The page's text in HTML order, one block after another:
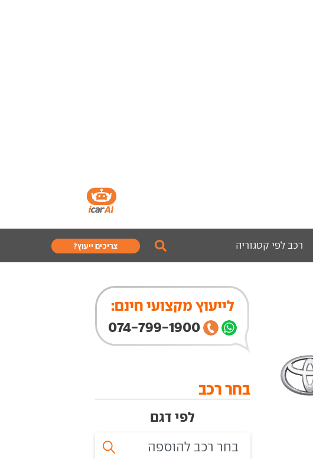
רכב לפי קטגוריה צריכים ייעוץ?
לייעוץ מקצועי חינם:
074-799-1900
בחר רכב
לפי דגם